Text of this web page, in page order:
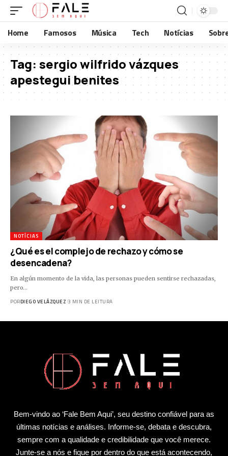
Home Famosos Música Tech Notícias
Tag: sergio wilfrido vázques
apestegui benites
NOTÍCIAS
¿Qué es el complejo de rechazo y cómo se
desencadena?
En algún momento de la vida, las personas pueden sentirse rechazadas,
pero…
PORDIEGO VELÁZQUEZ 3 MIN DE LEITURA
Bem-vindo ao ‘Fale Bem Aqui’, seu destino confiável para as
últimas notícias e análises. Informe-se, debata e descubra,
sempre com a qualidade e credibilidade que você merece.
Junte-se a nós e fique por dentro do que está acontecendo,